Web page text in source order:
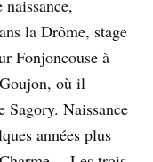
la Drôme, stage
Fonjoncouse à
où il
Naissance
années plus